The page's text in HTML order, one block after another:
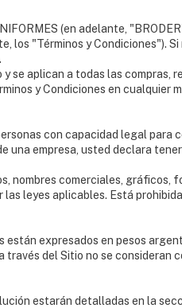
(en adelante,
los "Términos y Condiciones").
se aplican a todas las compras,
y Condiciones en cualquier
con capacidad legal para
una empresa, usted declara
nombres comerciales, gráficos,
leyes aplicables. Está
expresados en pesos
del Sitio no se
estarán detalladas en la